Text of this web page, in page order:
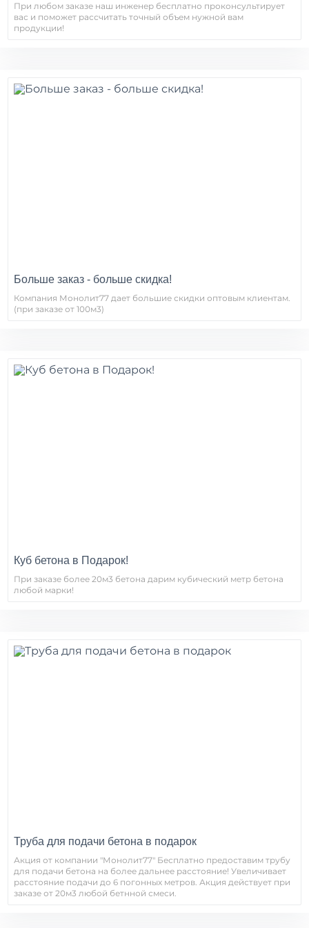
При любом заказе наш инженер бесплатно проконсультирует
вас и поможет рассчитать точный объем нужной вам
продукции!
Больше заказ - больше скидка!
Компания Монолит77 дает большие скидки оптовым клиентам.
(при заказе от 100м3)
Куб бетона в Подарок!
При заказе более 20м3 бетона дарим кубический метр бетона
любой марки!
Труба для подачи бетона в подарок
Акция от компании "Монолит77" Бесплатно предоставим трубу
для подачи бетона на более дальнее расстояние! Увеличивает
расстояние подачи до 6 погонных метров. Акция действует при
заказе от 20м3 любой бетнной смеси.